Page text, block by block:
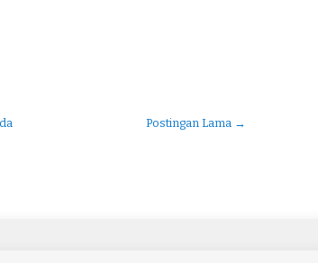
Postingan Lama →